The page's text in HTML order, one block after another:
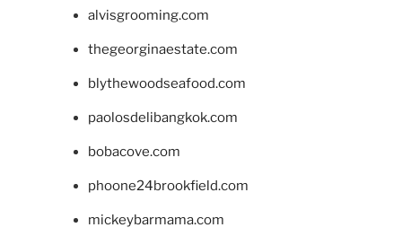
alvisgrooming.com
thegeorginaestate.com
blythewoodseafood.com
paolosdelibangkok.com
bobacove.com
phoone24brookfield.com
mickeybarmama.com